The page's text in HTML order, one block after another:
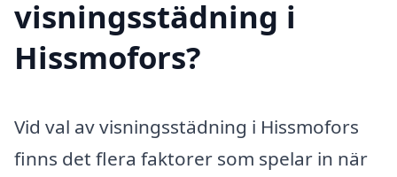
visningsstädning i
Hissmofors?
Vid val av visningsstädning i Hissmofors
finns det flera faktorer som spelar in när